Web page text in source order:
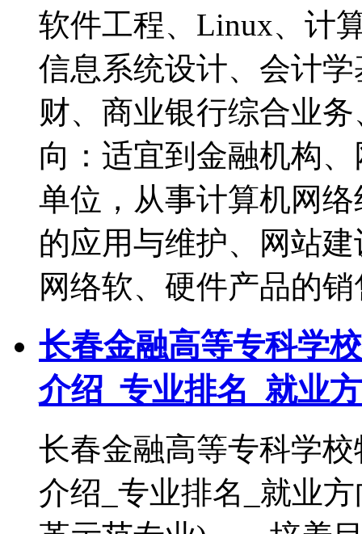
软件工程、Linux、计
信息系统设计、会计
财、商业银行综合业
向：适宜到金融机构
单位，从事计算机网
的应用与维护、网站
网络软、硬件产品的
长春金融高等专科学
介绍_专业排名_就业
长春金融高等专科学
介绍_专业排名_就业